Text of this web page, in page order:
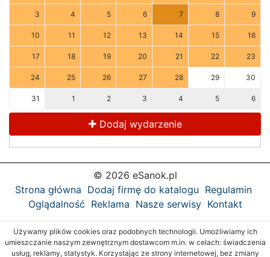
3 4 5 6 7 8 9
10 11 12 13 14 15 16
17 18 19 20 21 22 23
24 25 26 27 28 29 30
31 1 2 3 4 5 6
Dodaj wydarzenie
© 2026 eSanok.pl
Strona główna Dodaj firmę do katalogu Regulamin
Oglądalność Reklama Nasze serwisy Kontakt
Używamy plików cookies oraz podobnych technologii. Umożliwiamy ich
umieszczanie naszym zewnętrznym dostawcom m.in. w celach: świadczenia
usług, reklamy, statystyk. Korzystając ze strony internetowej, bez zmiany